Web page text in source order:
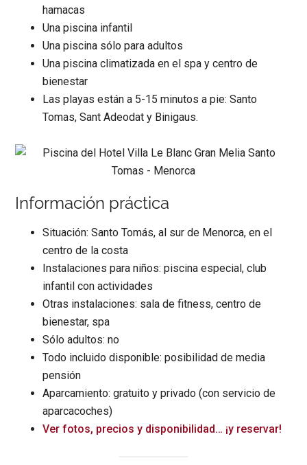
hamacas
Una piscina infantil
Una piscina sólo para adultos
Una piscina climatizada en el spa y centro de
bienestar
Las playas están a 5-15 minutos a pie: Santo
Tomas, Sant Adeodat y Binigaus.
Información práctica
Situación: Santo Tomás, al sur de Menorca, en el
centro de la costa
Instalaciones para niños: piscina especial, club
infantil con actividades
Otras instalaciones: sala de fitness, centro de
bienestar, spa
Sólo adultos: no
Todo incluido disponible: posibilidad de media
pensión
Aparcamiento: gratuito y privado (con servicio de
aparcacoches)
Ver fotos, precios y disponibilidad… ¡y reservar!